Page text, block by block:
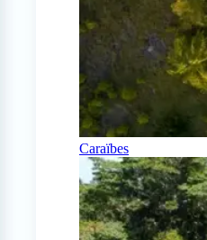
Caraïbes